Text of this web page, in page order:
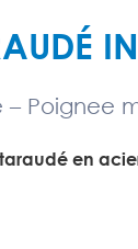
Poignee
en